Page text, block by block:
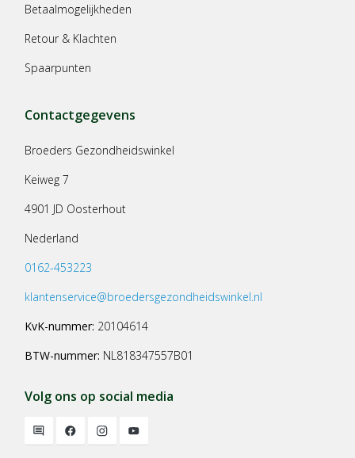
Betaalmogelijkheden
Retour & Klachten
Spaarpunten
Contactgegevens
Broeders Gezondheidswinkel
Keiweg 7
4901 JD Oosterhout
Nederland
0162-453223
klantenservice@broedersgezondheidswinkel.nl
KvK-nummer: 20104614
BTW-nummer: NL818347557B01
Volg ons op social media